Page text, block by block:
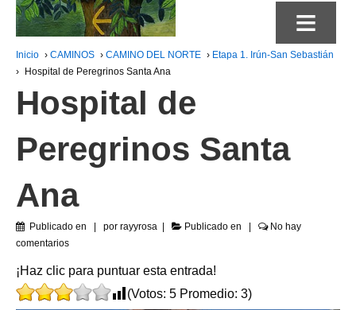
≡
Inicio › CAMINOS › CAMINO DEL NORTE › Etapa 1. Irún-San Sebastián
›
Hospital de Peregrinos Santa Ana
Hospital de
Peregrinos Santa
Ana
Publicado en por rayyrosa Publicado en
No hay
comentarios
¡Haz clic para puntuar esta entrada!
(Votos: 5 Promedio: 3)